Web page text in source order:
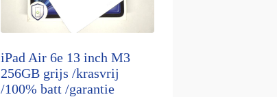
iPad Air 6e 13 inch M3
256GB grijs /krasvrij
/100% batt /garantie